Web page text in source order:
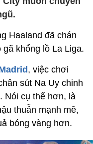
Haaland đã chán
khổng lồ La Liga.
, việc chơi
sút Na Uy chinh
Nói cụ thể hơn, là
thuẫn mạnh mẽ,
bóng vàng hơn.